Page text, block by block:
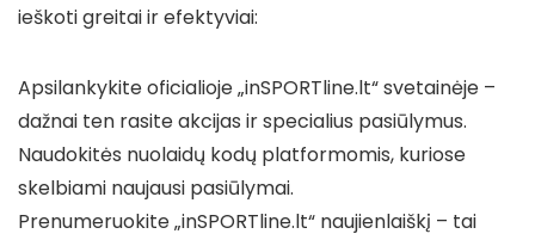
ieškoti greitai ir efektyviai:
Apsilankykite oficialioje „inSPORTline.lt“ svetainėje –
dažnai ten rasite akcijas ir specialius pasiūlymus.
Naudokitės nuolaidų kodų platformomis, kuriose
skelbiami naujausi pasiūlymai.
Prenumeruokite „inSPORTline.lt“ naujienlaiškį – tai